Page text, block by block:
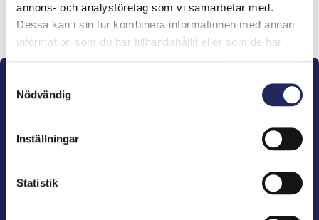
annons- och analysföretag som vi samarbetar med.
Dessa kan i sin tur kombinera informationen med annan
information som du har tillhandahållit eller som de har
Nödvändig
Inställningar
Statistik
Lahjoita ja liity tähän tiimiin
kulturens väktare och utgivare av marin litteratur.